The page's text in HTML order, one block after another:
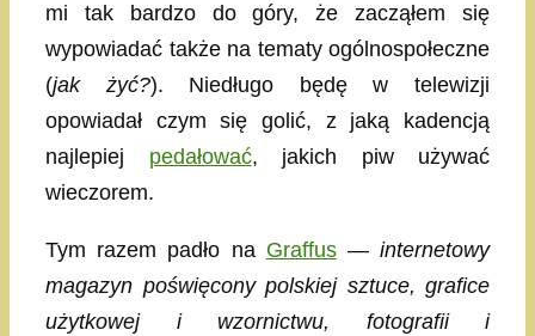
mi tak bardzo do góry, że zacząłem się
wypowiadać także na tematy ogólnospołeczne
(jak żyć?). Niedługo będę w telewizji
opowiadał czym się golić, z jaką kadencją
najlepiej pedałować, jakich piw używać
wieczorem.
Tym razem padło na Graffus—internetowy
magazyn poświęcony polskiej sztuce, grafice
użytkowej i wzornictwu, fotografii i